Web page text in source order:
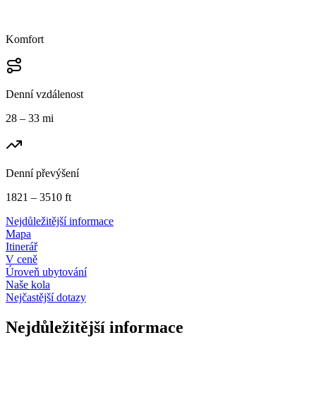
Komfort
Denní vzdálenost
28 – 33 mi
Denní převýšení
1821 – 3510 ft
Nejdůležitější informace
Mapa
Itinerář
V ceně
Úroveň ubytování
Naše kola
Nejčastější dotazy
Nejdůležitější informace